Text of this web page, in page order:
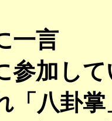
一言
参加し
「八卦